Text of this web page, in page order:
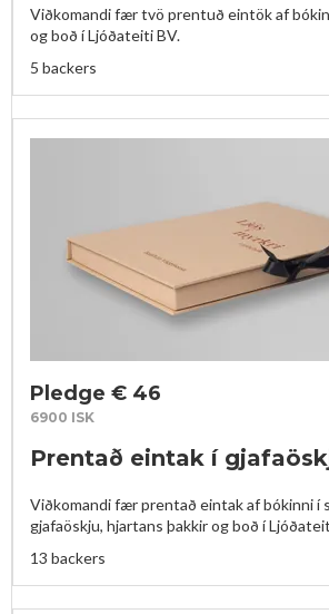
Viðkomandi fær tvö prentuð eintök af
og boð í Ljóðateiti BV.
5 backers
Pledge € 46
6900 ISK
Prentað eintak í
Viðkomandi fær prentað eintak af bókinni í
gjafaöskju, hjartans þakkir og boð í
13 backers